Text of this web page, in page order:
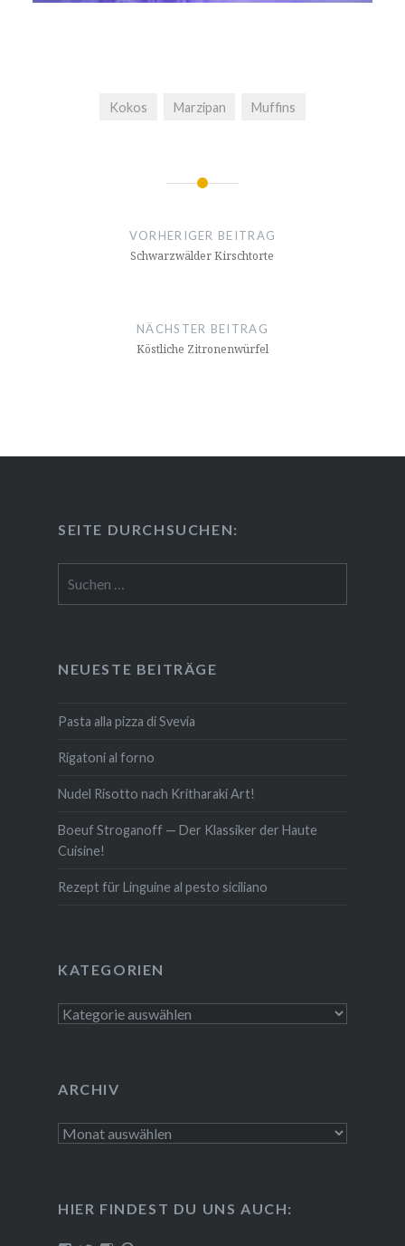
Kokos Marzipan Muffins
Beitragsnavigation
VORHERIGER BEITRAG
Schwarz­wäl­der Kirschtorte
NÄCHSTER BEITRAG
Köstliche Zitro­nen­wür­fel
SEITE DURCH­SU­CHEN:
nach:
NEUESTE BEITRÄGE
Pasta alla pizza di Svevia
Rigatoni al forno
Nudel Risotto nach Krit­ha­ra­ki Art!
Boeuf Stro­gan­off — Der Klassiker der Haute
Cuisine!
Rezept für Linguine al pesto siciliano
KATE­GO­RIEN
Kate­
ARCHIV
Archiv
HIER FINDEST DU UNS AUCH: